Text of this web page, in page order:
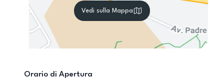
Vedi sulla Mappa
Orario di Apertura